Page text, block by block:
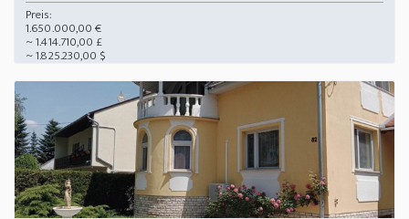
Preis:
1.650.000,00 €
~ 1.414.710,00 £
~ 1.825.230,00 $